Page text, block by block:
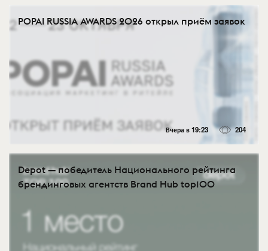
POPAI RUSSIA AWARDS 2026 открыл приём заявок
Вчера в 19:23 204
Depot — победитель Национального рейтинга
брендинговых агентств Brand Hub top100